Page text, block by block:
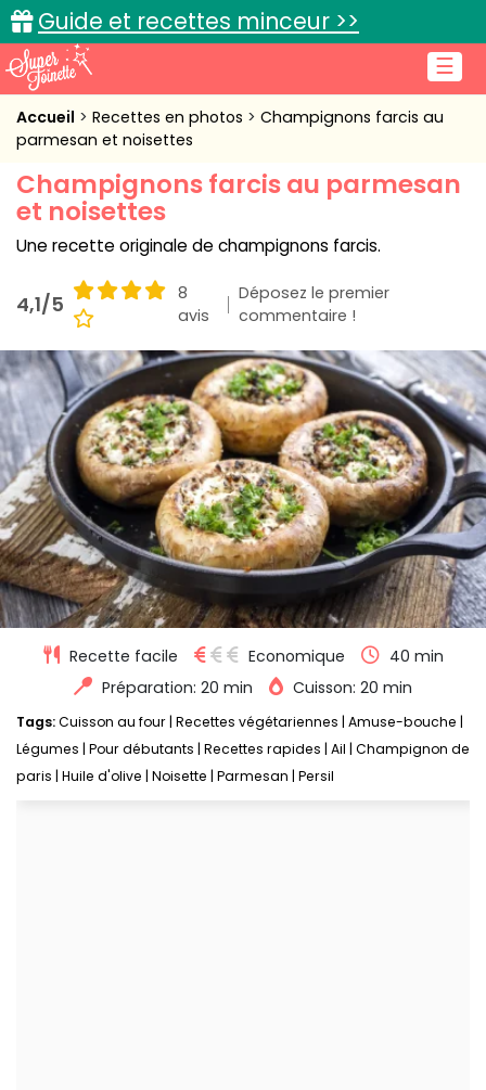
☰
Guide et recettes minceur >>
Accueil
Cuisine pratique
L'actu cuisine
Connexion
Accueil Recettes en photos
Champignons farcis au
parmesan et noisettes
Champignons farcis au parmesan
et noisettes
Une recette originale de champignons farcis.
4,1/5
8
avis
Déposez le premier
commentaire !
Recette facile Economique
40 min
Préparation: 20 min
Cuisson: 20 min
Tags:Cuisson au four Recettes végétariennes Amuse-bouche
Légumes Pour débutants Recettes rapides Ail Champignon de
paris Huile d'olive Noisette Parmesan Persil